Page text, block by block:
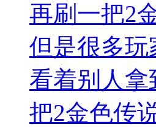
再刷一把2
但是很多
看着别人
把2金色传